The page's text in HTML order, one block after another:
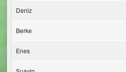
Deniz
Berke
Enes